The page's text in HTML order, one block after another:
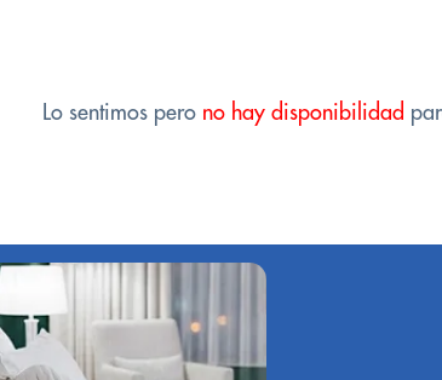
Lo sentimos pero no hay disponibilidad